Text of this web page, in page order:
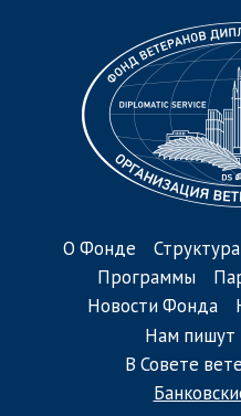
О Фонде Структура
Программы
Новости Фонда
Нам пишут
В Совете